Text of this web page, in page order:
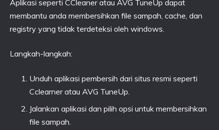
Aplikasi seperti CCleaner atau AVG TuneUp dapat
membantu anda membersihkan file sampah, cache, dan
registry yang tidak terdeteksi oleh windows.
Langkah-langkah:
Unduh aplikasi pembersih dari situs resmi seperti
Cclearner atau AVG TuneUp.
Jalankan aplikasi dan pilih opsi untuk membersihkan
file sampah.